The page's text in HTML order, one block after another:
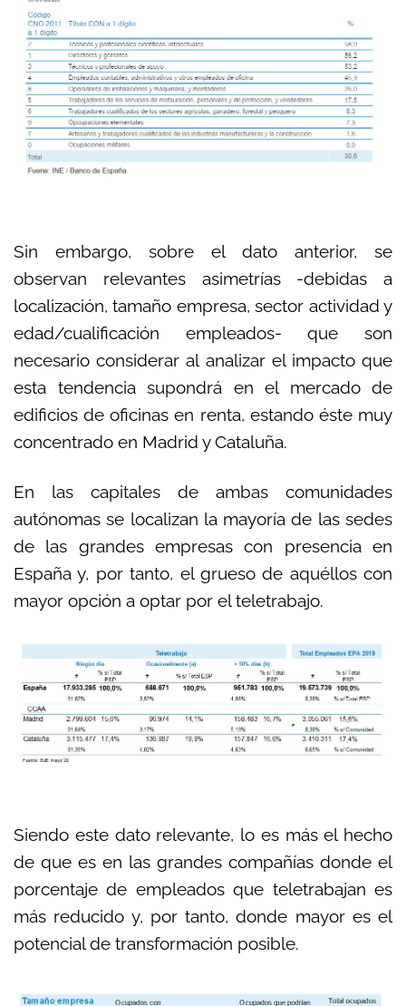
Sin embargo, sobre el dato anterior, se
observan relevantes asimetrías -debidas a
localización, tamaño empresa, sector actividad y
edad/cualificación empleados- que son
necesario considerar al analizar el impacto que
esta tendencia supondrá en el mercado de
edificios de oficinas en renta, estando éste muy
concentrado en Madrid y Cataluña.
En las capitales de ambas comunidades
autónomas se localizan la mayoría de las sedes
de las grandes empresas con presencia en
España y, por tanto, el grueso de aquéllos con
mayor opción a optar por el teletrabajo.
Siendo este dato relevante, lo es más el hecho
de que es en las grandes compañías donde el
porcentaje de empleados que teletrabajan es
más reducido y, por tanto, donde mayor es el
potencial de transformación posible.